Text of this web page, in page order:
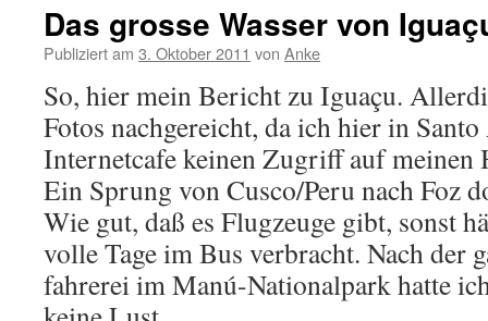
Das grosse Wasser von
Publiziert am 3. Oktober 2011 von Anke
So, hier mein Be­richt zu Iguaçu.
Fotos nach­ge­reicht, da ich hier in
In­ter­net­ca­fe kei­nen Zu­griff auf mei­nen
Ein Sprung von Cusco/Peru nach Foz
Wie gut, daß es Flug­zeu­ge gibt, sonst
volle Tage im Bus ver­bracht. Nach der
fah­re­rei im Manú-Na­tio­nal­park hatte